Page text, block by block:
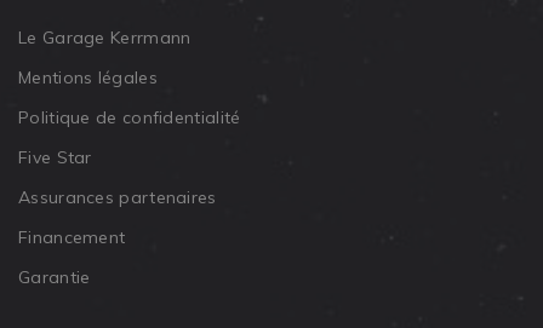
Le Garage Kerrmann
Mentions légales
Politique de confidentialité
Five Star
Assurances partenaires
Financement
Garantie